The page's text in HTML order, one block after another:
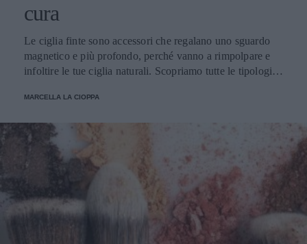
cura
Le ciglia finte sono accessori che regalano uno sguardo
magnetico e più profondo, perché vanno a rimpolpare e
infoltire le tue ciglia naturali. Scopriamo tutte le tipologie,
MARCELLA LA CIOPPA